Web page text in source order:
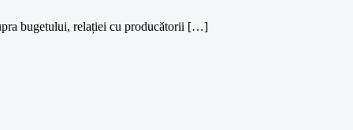
bugetului, relației cu producătorii […]